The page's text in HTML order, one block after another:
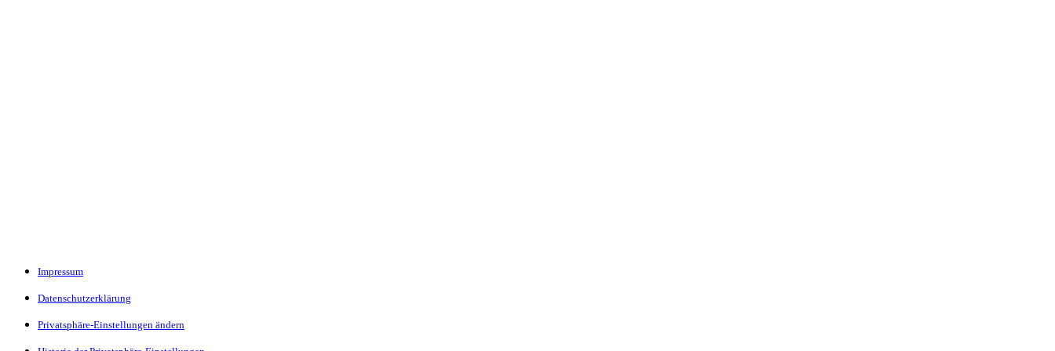
Impressum
Datenschutzerklärung
Privatsphäre-Einstellungen ändern